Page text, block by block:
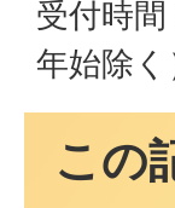
受付時
年始除く
この